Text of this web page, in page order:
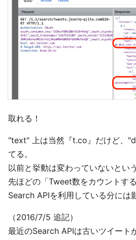
取れる！
"text" 上は当然『t.co』だけど、
てる。
以前と挙動は変わっていないとい
先ほどの「Tweet数をカウントす
Search APIを利用している分には
（2016/7/5 追記）
最近のSearch APIは古いツイート